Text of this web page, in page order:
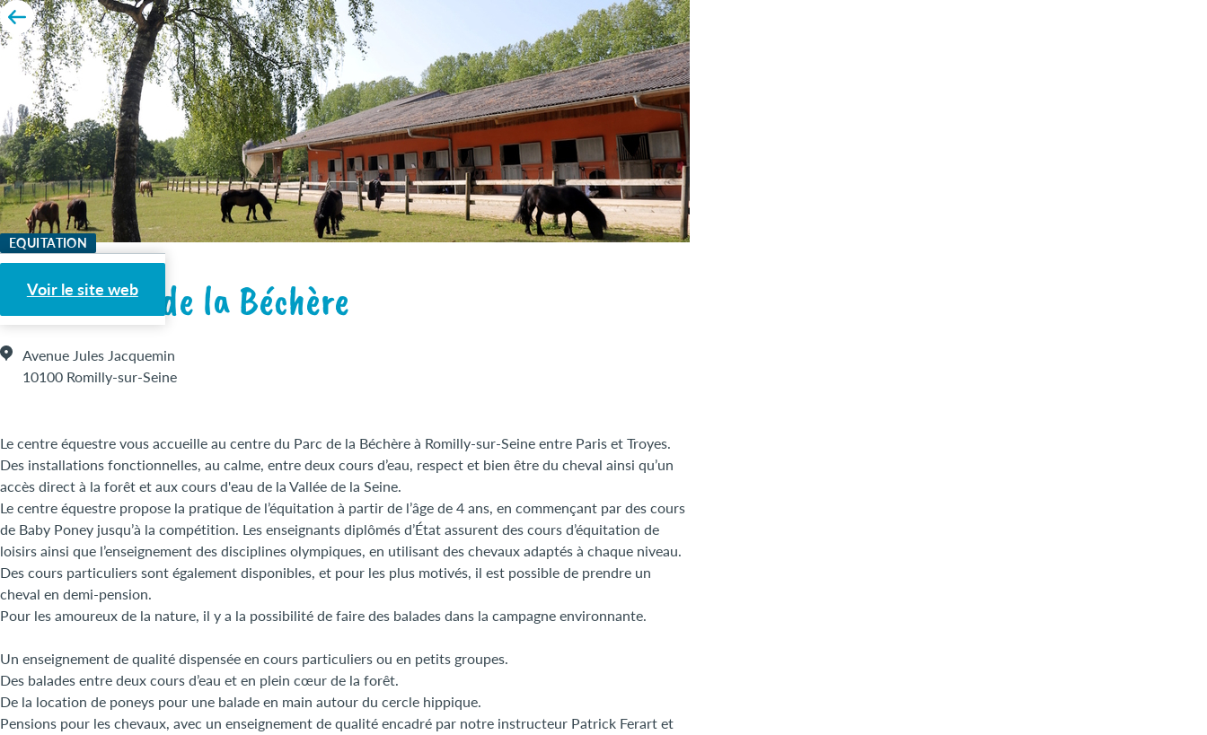
EQUITATION
Voir le site web
Les Ecuries de la Béchère
Avenue Jules Jacquemin
10100 Romilly-sur-Seine
Le centre équestre vous accueille au centre du Parc de la Béchère à Romilly-sur-Seine entre Paris et Troyes.
Des installations fonctionnelles, au calme, entre deux cours d’eau, respect et bien être du cheval ainsi qu’un
accès direct à la forêt et aux cours d'eau de la Vallée de la Seine.
Le centre équestre propose la pratique de l’équitation à partir de l’âge de 4 ans, en commençant par des cours
de Baby Poney jusqu’à la compétition. Les enseignants diplômés d’État assurent des cours d’équitation de
loisirs ainsi que l’enseignement des disciplines olympiques, en utilisant des chevaux adaptés à chaque niveau.
Des cours particuliers sont également disponibles, et pour les plus motivés, il est possible de prendre un
cheval en demi-pension.
Pour les amoureux de la nature, il y a la possibilité de faire des balades dans la campagne environnante.
Un enseignement de qualité dispensée en cours particuliers ou en petits groupes.
Des balades entre deux cours d’eau et en plein cœur de la forêt.
De la location de poneys pour une balade en main autour du cercle hippique.
Pensions pour les chevaux, avec un enseignement de qualité encadré par notre instructeur Patrick Ferart et